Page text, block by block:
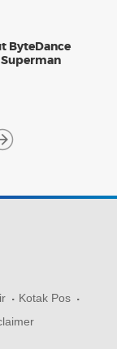
ByteDance
Superman
Kotak Pos